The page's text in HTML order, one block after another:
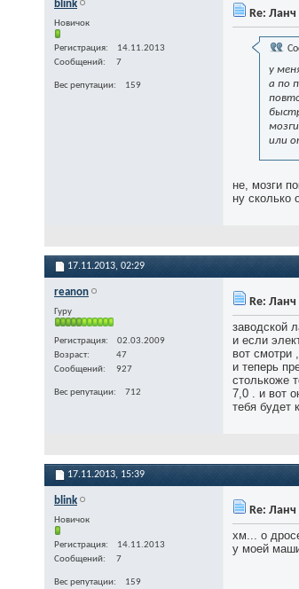
blink
Новичок
Регистрация
14.11.2013
Сообщений
7
Вес репутации 159
Re:
у
а по
или
не, мозги
ну сколько
17.11.2013, 02:29
reanon
Гуру
Регистрация
02.03.2009
Возраст
47
Сообщений
927
Вес репутации 712
Re:
заводской
и если
вот смотри
и теперь
столькоже
7,0 . и вот
тебя
17.11.2013, 15:39
blink
Новичок
Регистрация
14.11.2013
Сообщений
7
Вес репутации 159
Re:
хм... о
у моей